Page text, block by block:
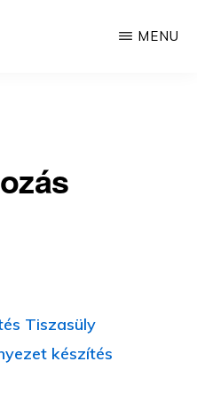
MENU
Tiszasüly
készítés